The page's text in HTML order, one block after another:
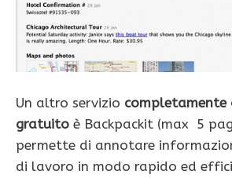
Un altro servizio completamente
gratuito è Backpackit (max 5
permette di annotare
di lavoro in modo rapido ed